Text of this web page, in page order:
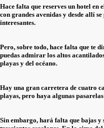
Hace falta que reserves un hotel
con grandes avenidas y desde allí
interesantes.
Pero, sobre todo, hace falta que te
puedas admirar los altos
playas y del océano.
Hay una gran carretera de cuatro
playas, pero haya algunas
Sin embargo, hará falta que bajas y